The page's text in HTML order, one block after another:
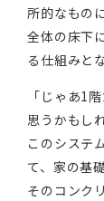
所的なもの
全体の床下
る仕組みと
「じゃあ1
思うかもし
このシステ
て、家の基
そのコンク